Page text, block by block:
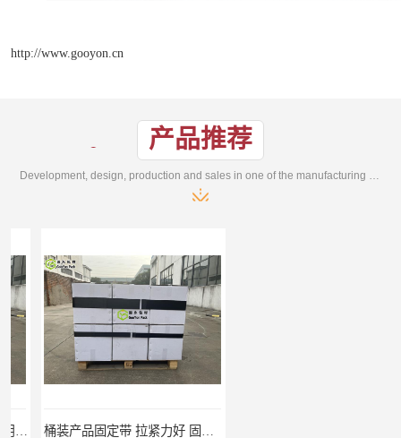
http://www.gooyon.cn
产品推荐
Development, design, production and sales in one of the manufacturing enterprises
桶装产品固定带 拉紧力好 固永包材